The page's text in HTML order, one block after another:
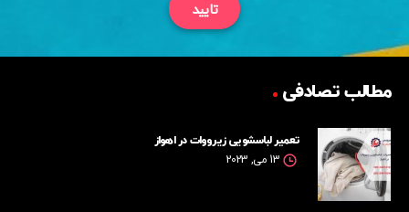
تایید
مطالب تصادفی
تعمیر لباسشویی زیرووات در اهواز
13 می, 2023